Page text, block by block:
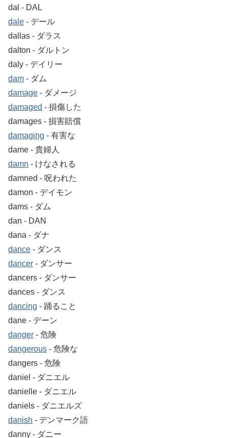
dal ‐ DAL
dale ‐ デール
dallas ‐ ダラス
dalton ‐ ダルトン
daly ‐ デイリー
dam ‐ ダム
damage ‐ ダメージ
damaged ‐ 損傷した
damages ‐ 損害賠償
damaging ‐ 有害な
dame ‐ 貴婦人
damn ‐ けなされる
damned ‐ 呪われた
damon ‐ デイモン
dams ‐ ダム
dan ‐ DAN
dana ‐ ダナ
dance ‐ ダンス
dancer ‐ ダンサー
dancers ‐ ダンサー
dances ‐ ダンス
dancing ‐ 踊ること
dane ‐ デーン
danger ‐ 危険
dangerous ‐ 危険な
dangers ‐ 危険
daniel ‐ ダニエル
danielle ‐ ダニエル
daniels ‐ ダニエルズ
danish ‐ デンマーク語
danny ‐ ダニー